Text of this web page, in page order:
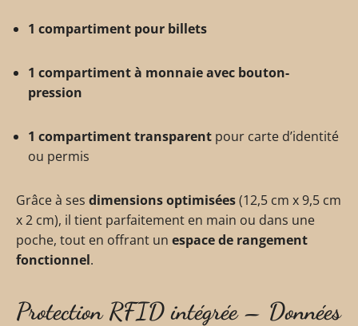
1 compartiment pour billets
1 compartiment à monnaie avec bouton-
pression
1 compartiment transparent pour carte d’identité
ou permis
Grâce à ses dimensions optimisées(12,5 cm x 9,5 cm
x 2 cm), il tient parfaitement en main ou dans une
poche, tout en offrant un espace de rangement
fonctionnel.
Protection RFID intégrée – Données